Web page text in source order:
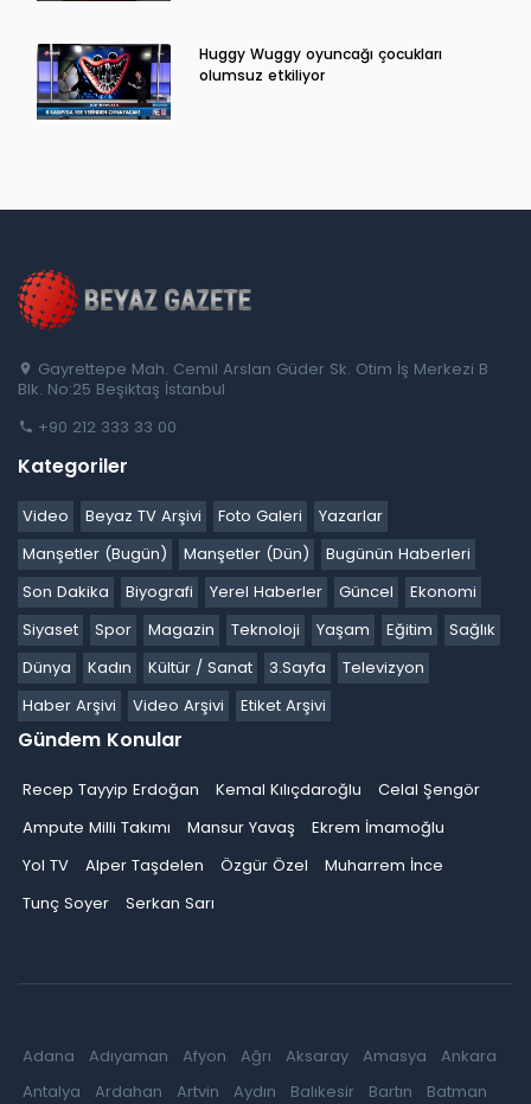
Huggy Wuggy oyuncağı çocukları
olumsuz etkiliyor
Gayrettepe Mah. Cemil Arslan Güder Sk. Otim İş Merkezi B
Blk. No:25 Beşiktaş İstanbul
+90 212 333 33 00
Kategoriler
Video Beyaz TV Arşivi Foto Galeri
Yazarlar
Manşetler (Bugün)
Manşetler (Dün)
Bugünün Haberleri
Son Dakika
Biyografi Yerel Haberler Güncel
Ekonomi
Siyaset
Spor Magazin Teknoloji Yaşam Eğitim
Sağlık
Dünya
Kadın Kültür / Sanat 3.Sayfa
Televizyon
Haber Arşivi
Video Arşivi Etiket Arşivi
Gündem Konular
Recep Tayyip Erdoğan Kemal Kılıçdaroğlu
Celal Şengör
Ampute Milli Takımı
Mansur Yavaş
Ekrem İmamoğlu
Yol TV
Alper Taşdelen Özgür Özel
Muharrem İnce
Tunç Soyer
Serkan Sarı
Adana Adıyaman Afyon Ağrı Aksaray Amasya
Ankara
Antalya
Ardahan Artvin Aydın Balıkesir Bartın
Batman